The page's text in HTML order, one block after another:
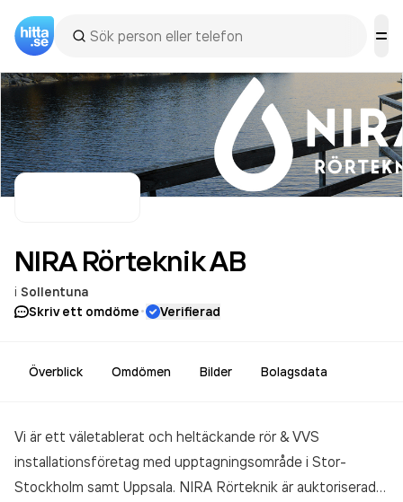
NIRA RörteknikAB
i Sollentuna
Skriv ett omdöme· Verifierad
Överblick Omdömen Bilder Bolagsdata
Vi är ett väletablerat och heltäckande rör & VVS
installationsföretag med upptagningsområde i Stor-
Stockholm samt Uppsala. NIRA Rörteknik är auktoriserade